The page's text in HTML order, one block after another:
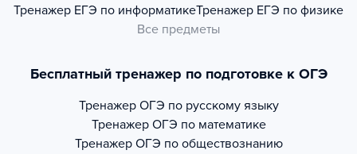
Тренажер ЕГЭ по информатикеТренажер ЕГЭ по физике
Все предметы
Бесплатный тренажер по подготовке к ОГЭ
Тренажер ОГЭ по русскому языку
Тренажер ОГЭ по математике
Тренажер ОГЭ по обществознанию